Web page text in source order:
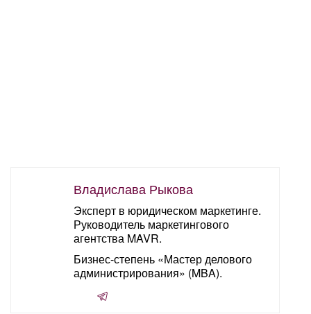
Владислава Рыкова
Эксперт в юридическом маркетинге.
Руководитель маркетингового
агентства MAVR.
Бизнес-степень «Мастер делового
администрирования» (MBA).